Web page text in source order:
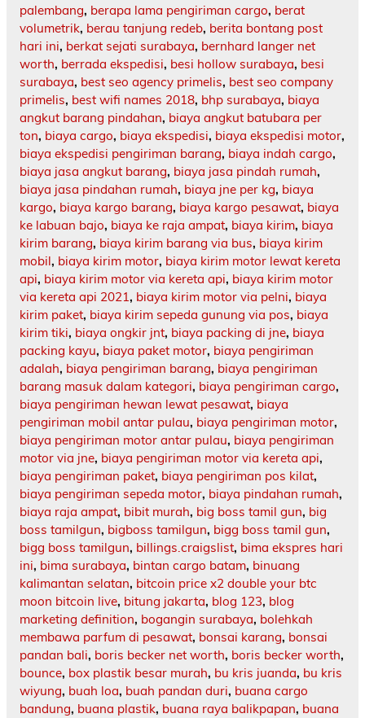
palembang, berapa lama pengiriman cargo, berat
volumetrik, berau tanjung redeb, berita bontang post
hari ini, berkat sejati surabaya, bernhard langer net
worth, berrada ekspedisi, besi hollow surabaya, besi
surabaya, best seo agency primelis, best seo company
primelis, best wifi names 2018, bhp surabaya, biaya
angkut barang pindahan, biaya angkut batubara per
ton, biaya cargo, biaya ekspedisi, biaya ekspedisi motor,
biaya ekspedisi pengiriman barang, biaya indah cargo,
biaya jasa angkut barang, biaya jasa pindah rumah,
biaya jasa pindahan rumah, biaya jne per kg, biaya
kargo, biaya kargo barang, biaya kargo pesawat, biaya
ke labuan bajo, biaya ke raja ampat, biaya kirim, biaya
kirim barang, biaya kirim barang via bus, biaya kirim
mobil, biaya kirim motor, biaya kirim motor lewat kereta
api, biaya kirim motor via kereta api, biaya kirim motor
via kereta api 2021, biaya kirim motor via pelni, biaya
kirim paket, biaya kirim sepeda gunung via pos, biaya
kirim tiki, biaya ongkir jnt, biaya packing di jne, biaya
packing kayu, biaya paket motor, biaya pengiriman
adalah, biaya pengiriman barang, biaya pengiriman
barang masuk dalam kategori, biaya pengiriman cargo,
biaya pengiriman hewan lewat pesawat, biaya
pengiriman mobil antar pulau, biaya pengiriman motor,
biaya pengiriman motor antar pulau, biaya pengiriman
motor via jne, biaya pengiriman motor via kereta api,
biaya pengiriman paket, biaya pengiriman pos kilat,
biaya pengiriman sepeda motor, biaya pindahan rumah,
biaya raja ampat, bibit murah, big boss tamil gun, big
boss tamilgun, bigboss tamilgun, bigg boss tamil gun,
bigg boss tamilgun, billings.craigslist, bima ekspres hari
ini, bima surabaya, bintan cargo batam, binuang
kalimantan selatan, bitcoin price x2 double your btc
moon bitcoin live, bitung jakarta, blog 123, blog
marketing definition, bogangin surabaya, bolehkah
membawa parfum di pesawat, bonsai karang, bonsai
pandan bali, boris becker net worth, boris becker worth,
bounce, box plastik besar murah, bu kris juanda, bu kris
wiyung, buah loa, buah pandan duri, buana cargo
bandung, buana plastik, buana raya balikpapan, buana